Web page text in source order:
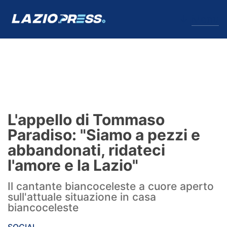
Formello
Infortuni
Primavera
Calciomercato
L'appello di Tommaso
Paradiso: "Siamo a pezzi e
abbandonati, ridateci
l'amore e la Lazio"
Il cantante biancoceleste a cuore aperto
sull'attuale situazione in casa
biancoceleste